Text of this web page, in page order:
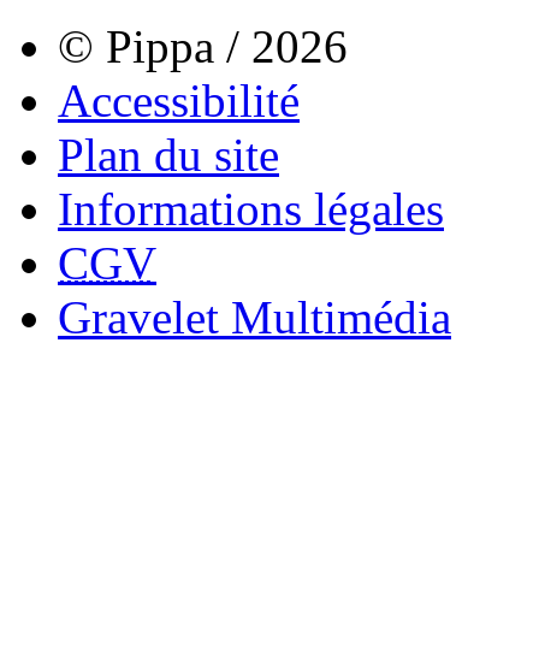
© Pippa / 2026
Accessibilité
Plan du site
Informations légales
CGV
Gravelet Multimédia